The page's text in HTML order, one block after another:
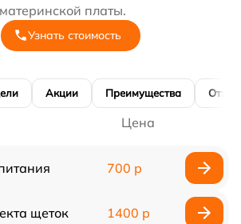
материнской платы.
Узнать стоимость
Акции Преимущества
Цена
700 р
щеток 1400 р